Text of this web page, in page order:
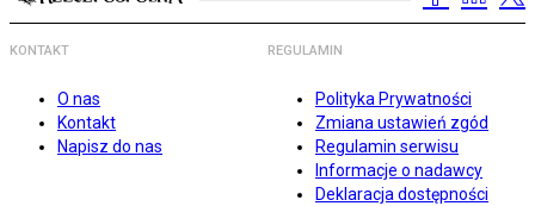
KONTAKT
O nas
Kontakt
Napisz do nas
REGULAMIN
Polityka Prywatności
Zmiana ustawień zgód
Regulamin serwisu
Informacje o nadawcy
Deklaracja dostępności